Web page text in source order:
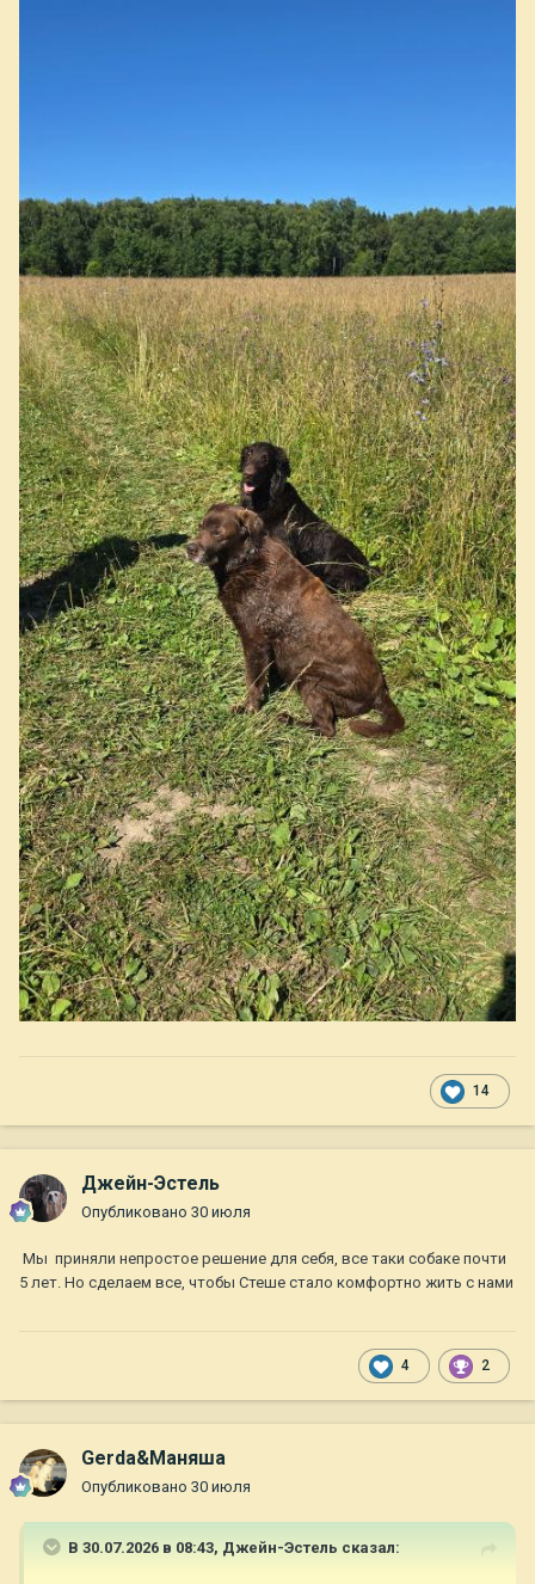
14
Джейн-Эстель
Опубликовано 30 июля
Мы приняли непростое решение для себя, все таки собаке почти
5 лет. Но сделаем все, чтобы Стеше стало комфортно жить с нами
4 2
Gerda&Маняша
Опубликовано 30 июля
В 30.07.2026 в 08:43, Джейн-Эстель сказал: